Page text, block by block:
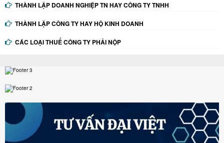
THÀNH LẬP DOANH NGHIỆP TN HAY CÔNG TY TNHH
THÀNH LẬP CÔNG TY HAY HỘ KINH DOANH
CÁC LOẠI THUẾ CÔNG TY PHẢI NỘP